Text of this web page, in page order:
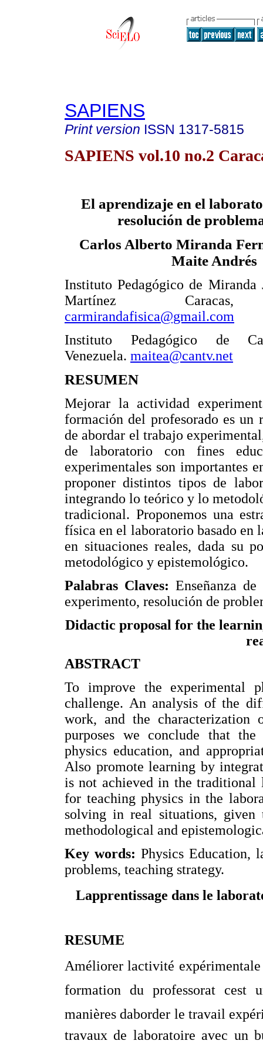
SAPIENS
Print version ISSN 1317-5815
SAPIENS vol.10 no.2
El aprendizaje en el
resolución de
Carlos Alberto Miranda
Maite Andrés
Instituto Pedagógico de Miranda
Martínez Caracas,
carmirandafisica@gmail.com
Instituto Pedagógico de
Venezuela. maitea@cantv.net
RESUMEN
Mejorar la actividad
formación del profesorado es un
de abordar el trabajo
de laboratorio con fines
experimentales son importantes
proponer distintos tipos de
integrando lo teórico y lo
tradicional. Proponemos una
física en el laboratorio basado en
en situaciones reales, dada su
metodológico y epistemológico.
Palabras Claves: Enseñanza
experimento, resolución de
Didactic proposal for the
ABSTRACT
To improve the experimental
challenge. An analysis of the
work, and the
purposes we conclude that
physics education, and
Also promote learning by
is not achieved in the traditional
for teaching physics in the
solving in real situations, given
methodological and
Key words: Physics Education,
problems, teaching strategy.
Lapprentissage dans le
RESUME
Améliorer lactivité
formation du professorat cest
manières daborder le travail
travaux de laboratoire avec un